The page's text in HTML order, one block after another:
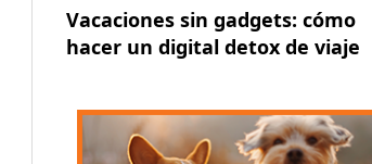
Vacaciones sin gadgets: cómo
hacer un digital detox de viaje